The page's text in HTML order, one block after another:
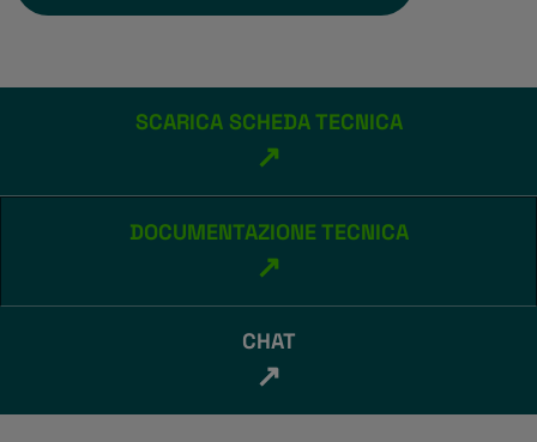
SCARICA SCHEDA TECNICA
↗
DOCUMENTAZIONE TECNICA
↗
CHAT
↗